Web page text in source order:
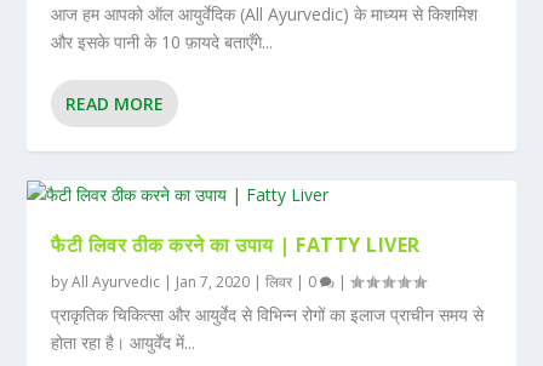
आज हम आपको ऑल आयुर्वेदिक (All Ayurvedic) के माध्यम से किशमिश
और इसके पानी के 10 फ़ायदे बताएँगे...
READ MORE
फैटी लिवर ठीक करने का उपाय | FATTY LIVER
byAll Ayurvedic | Jan 7, 2020 |लिवर | 0 |
प्राकृतिक चिकित्सा और आयुर्वेद से विभिन्न रोगों का इलाज प्राचीन समय से
होता रहा है। आयुर्वेंद में...